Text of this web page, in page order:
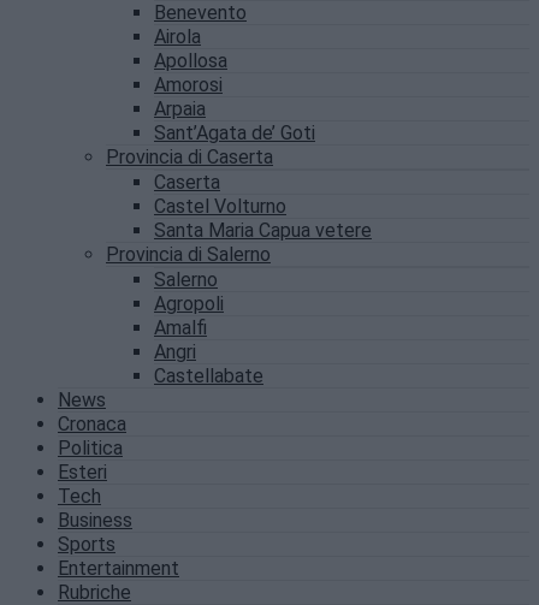
Benevento
Airola
Apollosa
Amorosi
Arpaia
Sant’Agata de’ Goti
Provincia di Caserta
Caserta
Castel Volturno
Santa Maria Capua vetere
Provincia di Salerno
Salerno
Agropoli
Amalfi
Angri
Castellabate
News
Cronaca
Politica
Esteri
Tech
Business
Sports
Entertainment
Rubriche